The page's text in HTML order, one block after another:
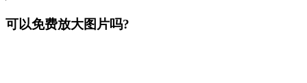
可以免费放大图片吗?